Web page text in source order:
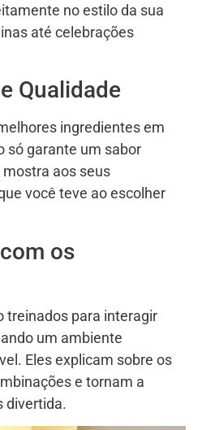
no estilo da sua
até celebrações
Qualidade
ingredientes em
só garante um sabor
aos seus
você teve ao escolher
os
treinados para interagir
um ambiente
Eles explicam sobre os
e tornam a
divertida.